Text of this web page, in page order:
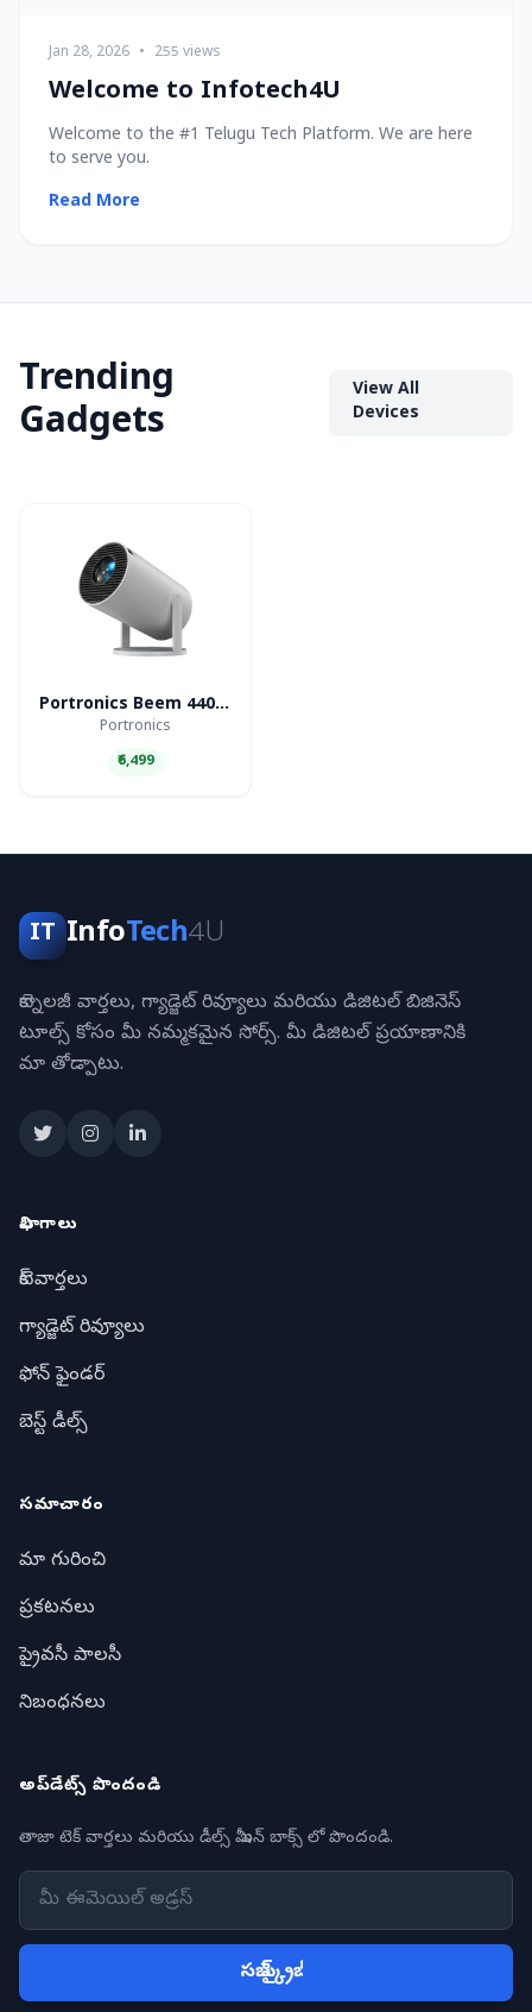
Jan 28, 2026 • 255 views
Welcome to Infotech4U
Welcome to the #1 Telugu Tech Platform. We are here
to serve you.
Read More
Trending
Gadgets
View All
Devices
Portronics Beem 440 Smart LED Projector
Portronics
₹6,499
IT InfoTech4U
టెక్నాలజీ వార్తలు, గ్యాడ్జెట్ రివ్యూలు మరియు డిజిటల్ బిజినెస్
టూల్స్ కోసం మీ నమ్మకమైన సోర్స్. మీ డిజిటల్ ప్రయాణానికి
మా తోడ్పాటు.
విభాగాలు
టెక్ వార్తలు
గ్యాడ్జెట్ రివ్యూలు
ఫోన్ ఫైండర్
బెస్ట్ డీల్స్
సమాచారం
మా గురించి
ప్రకటనలు
ప్రైవసీ పాలసీ
నిబంధనలు
అప్‌డేట్స్ పొందండి
తాజా టెక్ వార్తలు మరియు డీల్స్ మీ ఇన్ బాక్స్ లో పొందండి.
సబ్ స్క్రైబ్